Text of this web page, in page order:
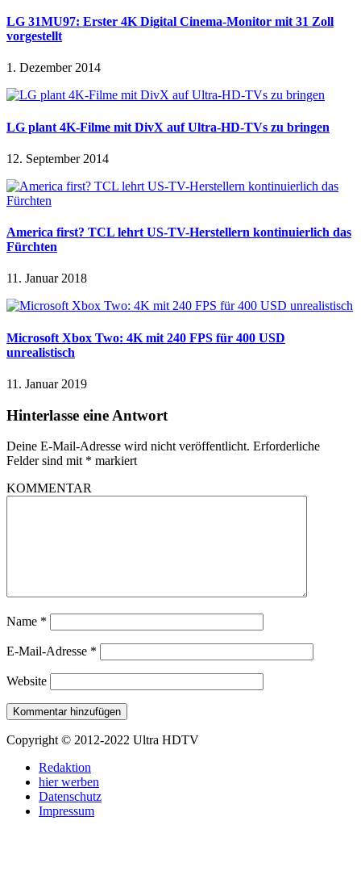
LG 31MU97: Erster 4K Digital Cinema-Monitor mit 31 Zoll
vorgestellt
1. Dezember 2014
LG plant 4K-Filme mit DivX auf Ultra-HD-TVs zu bringen
12. September 2014
America first? TCL lehrt US-TV-Herstellern kontinuierlich das
Fürchten
11. Januar 2018
Microsoft Xbox Two: 4K mit 240 FPS für 400 USD
unrealistisch
11. Januar 2019
Hinterlasse eine Antwort
Deine E-Mail-Adresse wird nicht veröffentlicht. Erforderliche
Felder sind mit * markiert
KOMMENTAR
Name *
E-Mail-Adresse *
Website
Copyright © 2012-2022 Ultra HDTV
Redaktion
hier werben
Datenschutz
Impressum